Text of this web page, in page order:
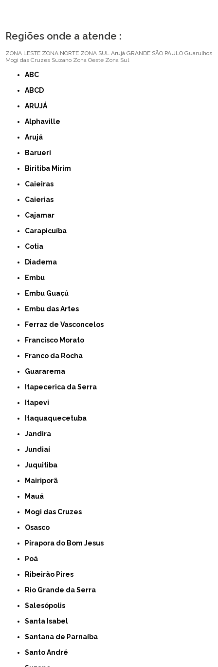
Regiões onde a atende :
ZONA LESTE ZONA NORTE ZONA SUL Arujá GRANDE SÃO PAULO Guarulhos
Mogi das Cruzes Suzano Zona Oeste Zona Sul
ABC
ABCD
ARUJÁ
Alphaville
Arujá
Barueri
Biritiba Mirim
Caieiras
Caierias
Cajamar
Carapicuíba
Cotia
Diadema
Embu
Embu Guaçú
Embu das Artes
Ferraz de Vasconcelos
Francisco Morato
Franco da Rocha
Guararema
Itapecerica da Serra
Itapevi
Itaquaquecetuba
Jandira
Jundiaí
Juquitiba
Mairiporã
Mauá
Mogi das Cruzes
Osasco
Pirapora do Bom Jesus
Poá
Ribeirão Pires
Rio Grande da Serra
Salesópolis
Santa Isabel
Santana de Parnaíba
Santo André